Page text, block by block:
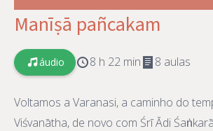
Manīṣā pañcakam
áudio 8 h 22 min 8 aulas
Voltamos a Varanasi, a caminho do
Viśvanātha, de novo com Śrī Ādi